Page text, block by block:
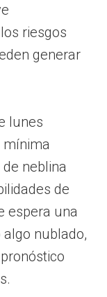
riesgos
generar
lunes
neblina
de
espera una
nublado,